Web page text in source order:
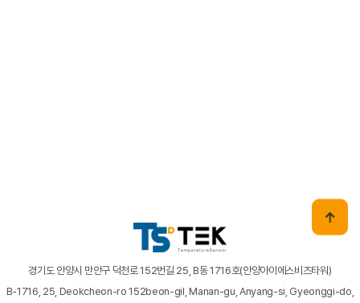
경기도 안양시 만안구 덕천로 152번길 25, B동 1716호(안양아이에스비즈타워)
B-1716, 25, Deokcheon-ro 152beon-gil, Manan-gu, Anyang-si, Gyeonggi-do,